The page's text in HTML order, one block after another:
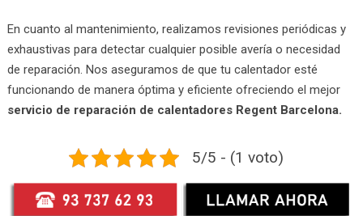
En cuanto al mantenimiento, realizamos revisiones periódicas y
exhaustivas para detectar cualquier posible avería o necesidad
de reparación. Nos aseguramos de que tu calentador esté
funcionando de manera óptima y eficiente ofreciendo el mejor
servicio de reparación de calentadores Regent Barcelona.
5/5 - (1 voto)